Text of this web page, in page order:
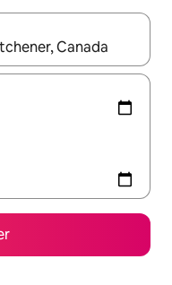
les en utilisant